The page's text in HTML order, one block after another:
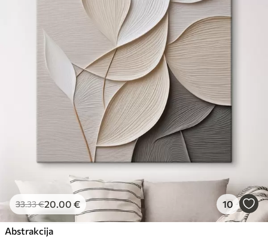
Eco-Premium
.00
33.33€20.00 € 10
Abstrakcija